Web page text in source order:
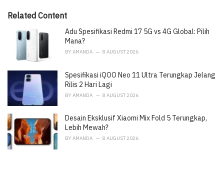
sRelated Content
Adu Spesifikasi Redmi 17 5G vs 4G Global: Pilih
Mana?
BY AMANDA 8 AUGUST 2026
Spesifikasi iQOO Neo 11 Ultra Terungkap Jelang
Rilis 2 Hari Lagi
BY AMANDA 8 AUGUST 2026
Desain Eksklusif Xiaomi Mix Fold 5 Terungkap,
Lebih Mewah?
BY AMANDA 8 AUGUST 2026